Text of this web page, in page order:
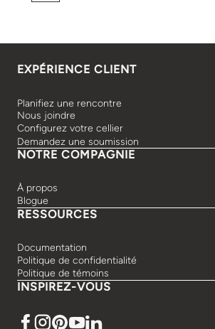
EXPÉRIENCE CLIENT
Planifiez une rencontre
Nous joindre
Configurez votre cellier
Demandez une soumission
NOTRE COMPAGNIE
À propos
Blogue
RESSOURCES
Documentation
Politique de confidentialité
Politique de témoins
INSPIREZ-VOUS